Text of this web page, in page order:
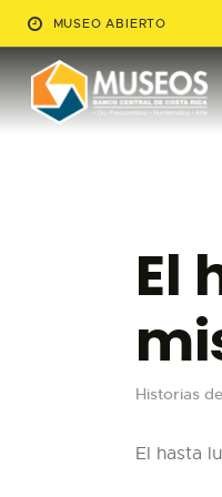
MUSEO ABIERTO
El
Historias
El hasta